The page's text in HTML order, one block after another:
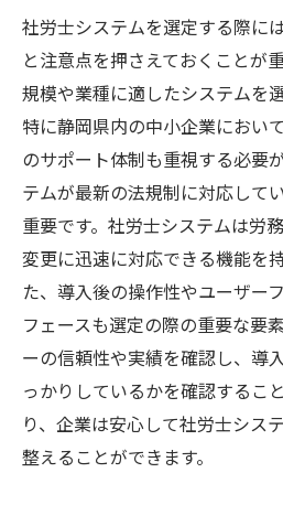
社労士システムを選定する際に
と注意点を押さえておくことが
規模や業種に適したシステムを
特に静岡県内の中小企業におい
のサポート体制も重視する必要
テムが最新の法規制に対応して
重要です。社労士システムは労
変更に迅速に対応できる機能を
た、導入後の操作性やユーザー
フェースも選定の際の重要な要
ーの信頼性や実績を確認し、導
っかりしているかを確認するこ
り、企業は安心して社労士シス
整えることができます。